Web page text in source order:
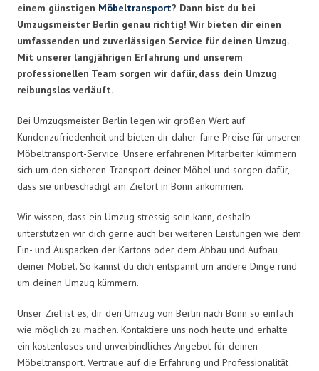
einem günstigen Möbeltransport? Dann bist du bei
Umzugsmeister Berlin genau richtig! Wir bieten dir einen
umfassenden und zuverlässigen Service für deinen Umzug.
Mit unserer langjährigen Erfahrung und unserem
professionellen Team sorgen wir dafür, dass dein Umzug
reibungslos verläuft.
Bei Umzugsmeister Berlin legen wir großen Wert auf
Kundenzufriedenheit und bieten dir daher faire Preise für unseren
Möbeltransport-Service. Unsere erfahrenen Mitarbeiter kümmern
sich um den sicheren Transport deiner Möbel und sorgen dafür,
dass sie unbeschädigt am Zielort in Bonn ankommen.
Wir wissen, dass ein Umzug stressig sein kann, deshalb
unterstützen wir dich gerne auch bei weiteren Leistungen wie dem
Ein- und Auspacken der Kartons oder dem Abbau und Aufbau
deiner Möbel. So kannst du dich entspannt um andere Dinge rund
um deinen Umzug kümmern.
Unser Ziel ist es, dir den Umzug von Berlin nach Bonn so einfach
wie möglich zu machen. Kontaktiere uns noch heute und erhalte
ein kostenloses und unverbindliches Angebot für deinen
Möbeltransport. Vertraue auf die Erfahrung und Professionalität